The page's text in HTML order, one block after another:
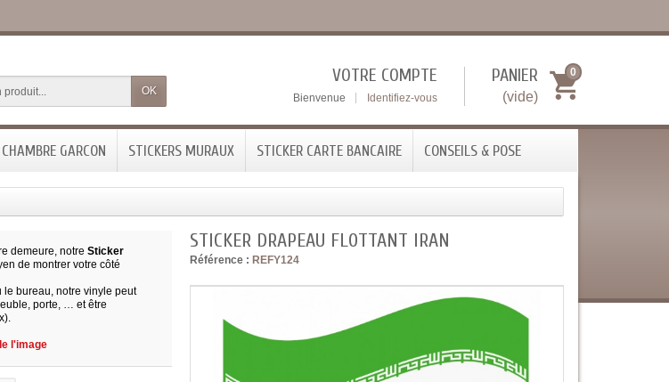
OK
PANIER
(vide)
0
VOTRE COMPTE
Bienvenue Identifiez-vous
GARCON STICKERS MURAUX STICKER CARTE BANCAIRE CONSEILS & POSE
STICKER DRAPEAU FLOTTANT IRAN
Référence : REFY124
demeure, notreSticker
de montrer votre côté
le bureau, notre vinyle peut
porte, … et être
l'image